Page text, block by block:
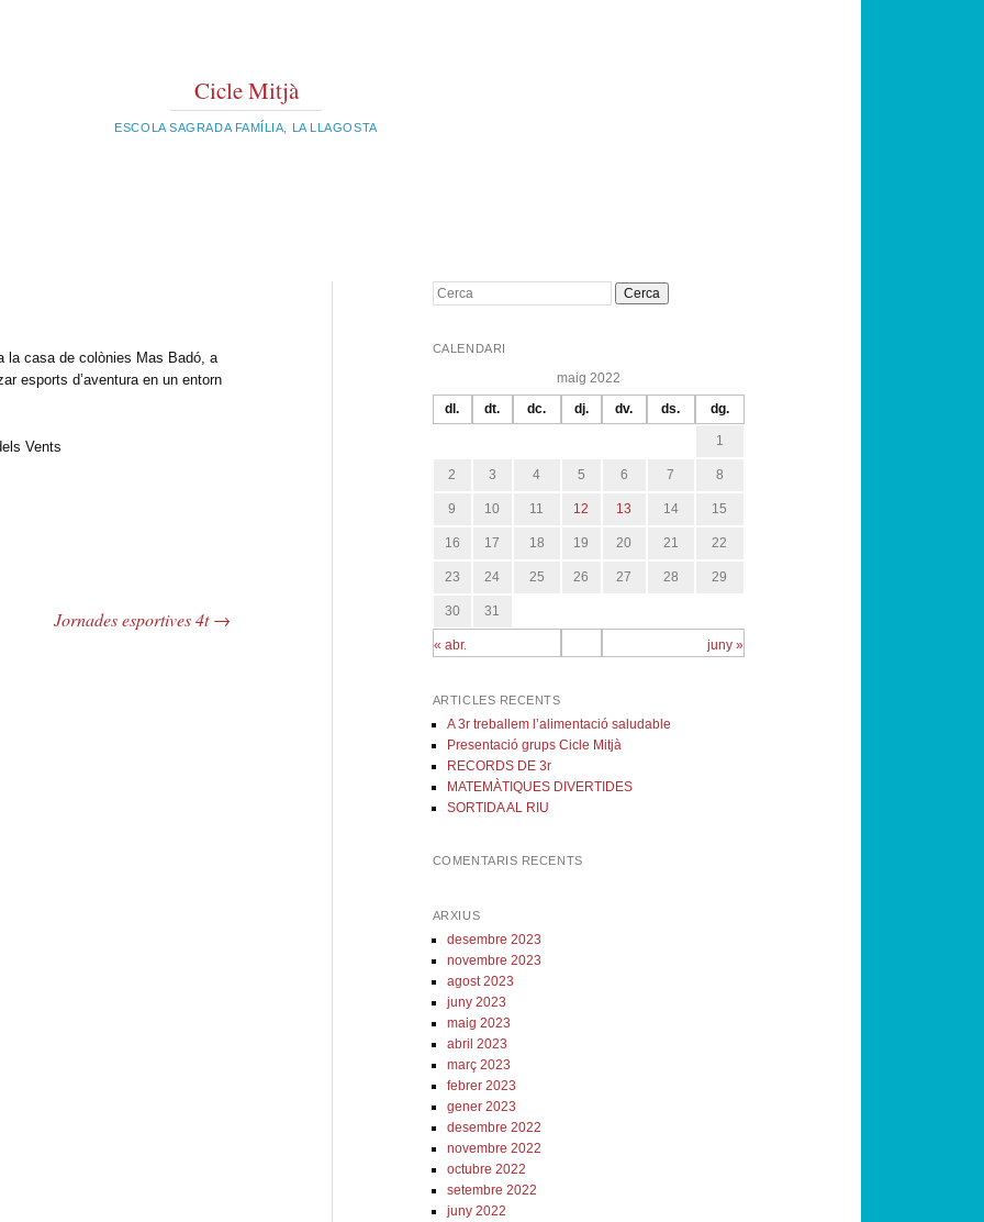
Cicle Mitjà
ESCOLA SAGRADA FAMÍLIA, LA LLAGOSTA
la casa de colònies Mas Badó, a
esports d’aventura en un entorn
Jornades esportives 4t→
Cerca
CALENDARI
maig 2022
dl. dt. dc. dj. dv. ds. dg.
« abr. juny »
1
2 3 4 5 6 7 8
9 10 11 12 13 14 15
16 17 18 19 20 21 22
23 24 25 26 27 28 29
30 31
ARTICLES RECENTS
A 3r treballem l’alimentació saludable
Presentació grups Cicle Mitjà
RECORDS DE 3r
MATEMÀTIQUES DIVERTIDES
SORTIDA AL RIU
COMENTARIS RECENTS
ARXIUS
desembre 2023
novembre 2023
agost 2023
juny 2023
maig 2023
abril 2023
març 2023
febrer 2023
gener 2023
desembre 2022
novembre 2022
octubre 2022
setembre 2022
juny 2022